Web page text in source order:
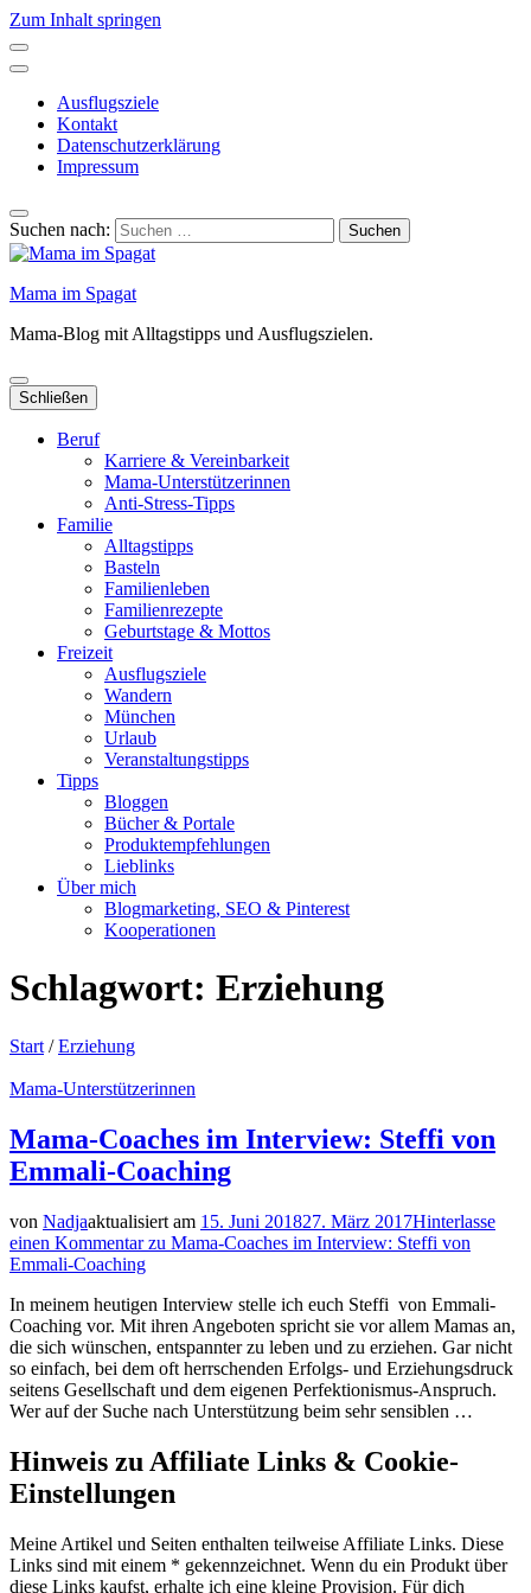
Zum Inhalt springen
Ausflugsziele
Kontakt
Datenschutzerklärung
Impressum
Suchen nach:
Mama im Spagat
Mama-Blog mit Alltagstipps und Ausflugszielen.
Schließen
Beruf
Karriere & Vereinbarkeit
Mama-Unterstützerinnen
Anti-Stress-Tipps
Familie
Alltagstipps
Basteln
Familienleben
Familienrezepte
Geburtstage & Mottos
Freizeit
Ausflugsziele
Wandern
München
Urlaub
Veranstaltungstipps
Tipps
Bloggen
Bücher & Portale
Produktempfehlungen
Lieblinks
Über mich
Blogmarketing, SEO & Pinterest
Kooperationen
Schlagwort: Erziehung
Start / Erziehung
Mama-Unterstützerinnen
Mama-Coaches im Interview: Steffi von
Emmali-Coaching
von Nadjaaktualisiert am 15. Juni 201827. März 2017Hinterlasse
einen Kommentarzu Mama-Coaches im Interview: Steffi von
Emmali-Coaching
In meinem heutigen Interview stelle ich euch Steffi von Emmali-
Coaching vor. Mit ihren Angeboten spricht sie vor allem Mamas an,
die sich wünschen, entspannter zu leben und zu erziehen. Gar nicht
so einfach, bei dem oft herrschenden Erfolgs- und Erziehungsdruck
seitens Gesellschaft und dem eigenen Perfektionismus-Anspruch.
Wer auf der Suche nach Unterstützung beim sehr sensiblen …
Hinweis zu Affiliate Links & Cookie-
Einstellungen
Meine Artikel und Seiten enthalten teilweise Affiliate Links. Diese
Links sind mit einem * gekennzeichnet. Wenn du ein Produkt über
diese Links kaufst, erhalte ich eine kleine Provision. Für dich